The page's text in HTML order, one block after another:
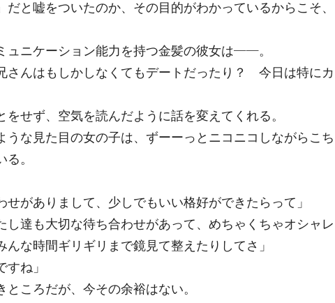
と嘘をついたのか、その目的がわかっているからこそ、
ニケーション能力を持つ金髪の彼女は——。
さんはもしかしなくてもデートだったり？ 今日は特にカ
せず、空気を読んだように話を変えてくれる。
な見た目の女の子は、ずーーっとニコニコしながらこち
。
せがありまして、少しでもいい格好ができたらって」
し達も大切な待ち合わせがあって、めちゃくちゃオシャレ
んな時間ギリギリまで鏡見て整えたりしてさ」
すね」
ころだが、今その余裕はない。